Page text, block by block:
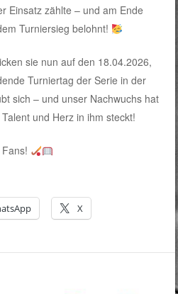
Einsatz zählte – und am Ende
Turniersieg belohnt!
sie nun auf den 18.04.2026,
Turniertag der Serie in der
sich – und unser Nachwuchs hat
und Herz in ihm steckt!
X